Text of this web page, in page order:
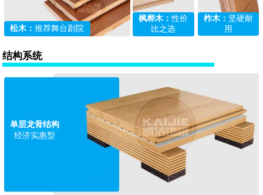
松木：推荐舞台剧院
枫桦木：性价
比之选
柞木： 坚硬耐
用
结构系统
单层龙骨结构
经济实惠型